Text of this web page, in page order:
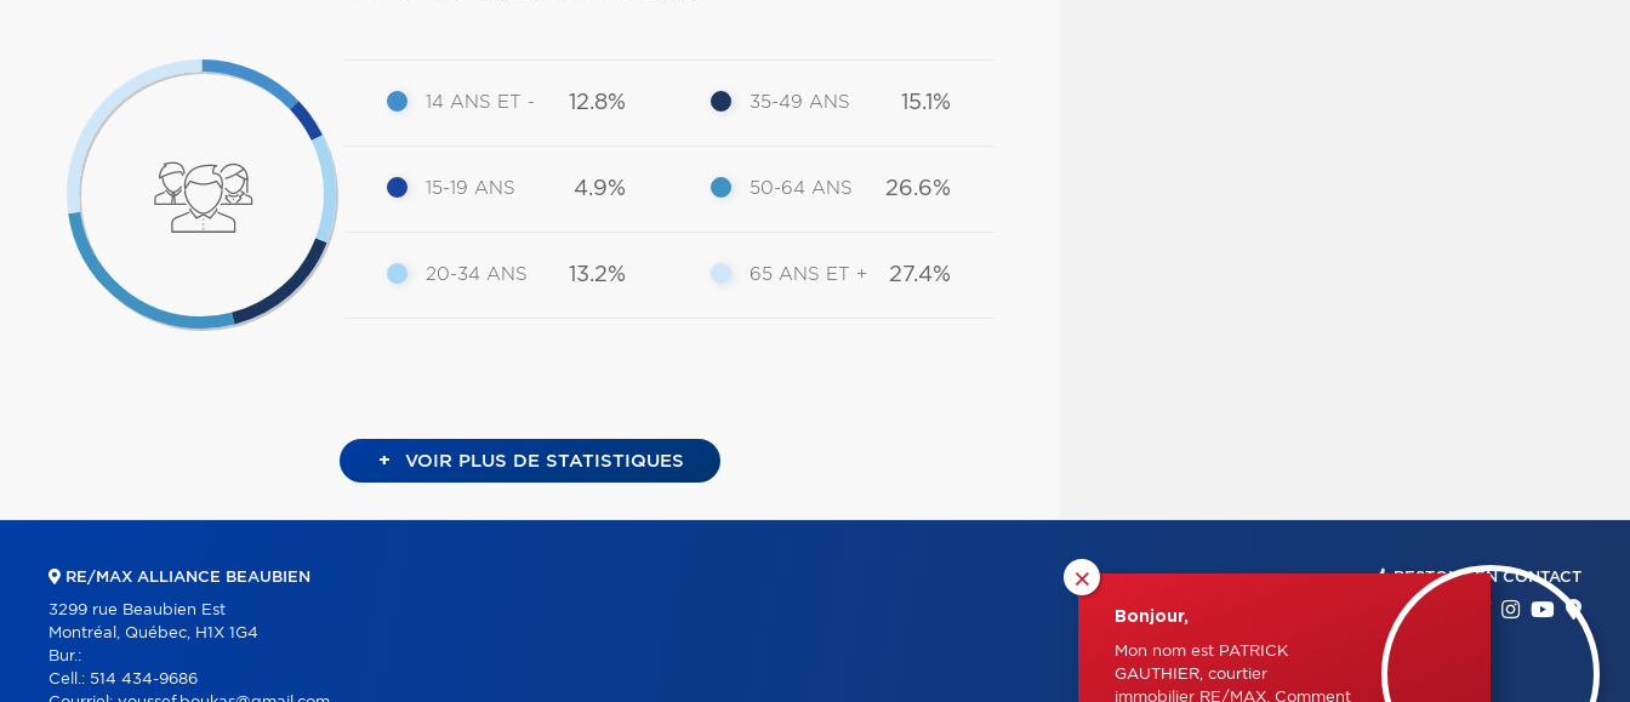
14 ANS ET - 12.8%
15-19 ANS 4.9%
20-34 ANS 13.2%
35-49 ANS 15.1%
50-64 ANS 26.6%
65 ANS ET + 27.4%
+ VOIR PLUS DE STATISTIQUES
×
Bonjour,
Mon nom est PATRICK
GAUTHIER, courtier
immobilier RE/MAX. Comment
RE/MAX ALLIANCE BEAUBIEN
3299 rue Beaubien Est
Montréal, Québec, H1X 1G4
Bur.:
Cell.: 514 434-9686
RESTONS EN CONTACT